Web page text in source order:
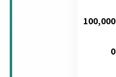
0
100,000